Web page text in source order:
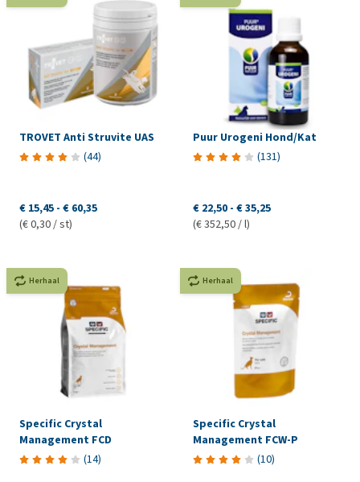
TROVET Anti Struvite UAS
(44)
€ 15,45 - € 60,35
(€ 0,30 / st)
Puur Urogeni Hond/Kat
(131)
€ 22,50 - € 35,25
(€ 352,50 / l)
Herhaal
Specific Crystal
Management FCD
(14)
Herhaal
Specific Crystal
Management FCW-P
(10)